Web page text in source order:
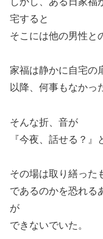
宅すると
そこには他の男性と
家福は静かに自宅の
以降、何事もなかっ
そんな折、音が
『今夜、話せる？』
その場は取り繕った
であるのかを恐れる
が
できないでいた。